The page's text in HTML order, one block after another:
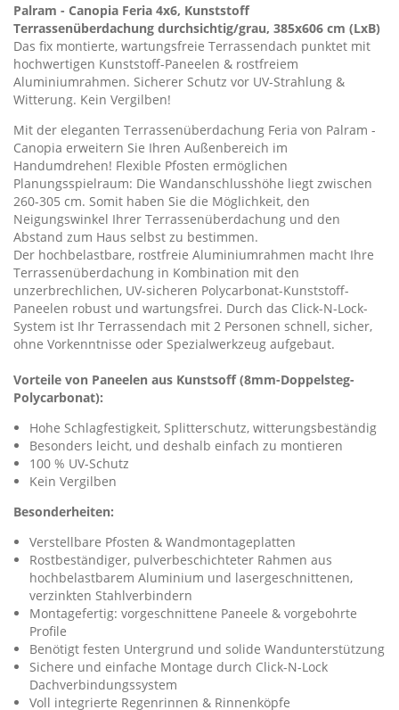
Palram - Canopia Feria 4x6, Kunststoff
Terrassenüberdachung durchsichtig/grau, 385x606 cm (LxB)
Das fix montierte, wartungsfreie Terrassendach punktet mit
hochwertigen Kunststoff-Paneelen & rostfreiem
Aluminiumrahmen. Sicherer Schutz vor UV-Strahlung &
Witterung. Kein Vergilben!
Mit der eleganten Terrassenüberdachung Feria von Palram -
Canopia erweitern Sie Ihren Außenbereich im
Handumdrehen! Flexible Pfosten ermöglichen
Planungsspielraum: Die Wandanschlusshöhe liegt zwischen
260-305 cm. Somit haben Sie die Möglichkeit, den
Neigungswinkel Ihrer Terrassenüberdachung und den
Abstand zum Haus selbst zu bestimmen.
Der hochbelastbare, rostfreie Aluminiumrahmen macht Ihre
Terrassenüberdachung in Kombination mit den
unzerbrechlichen, UV-sicheren Polycarbonat-Kunststoff-
Paneelen robust und wartungsfrei. Durch das Click-N-Lock-
System ist Ihr Terrassendach mit 2 Personen schnell, sicher,
ohne Vorkenntnisse oder Spezialwerkzeug aufgebaut.
Vorteile von Paneelen aus Kunstsoff (8mm-Doppelsteg-
Polycarbonat):
Hohe Schlagfestigkeit, Splitterschutz, witterungsbeständig
Besonders leicht, und deshalb einfach zu montieren
100 % UV-Schutz
Kein Vergilben
Besonderheiten:
Verstellbare Pfosten & Wandmontageplatten
Rostbeständiger, pulverbeschichteter Rahmen aus
hochbelastbarem Aluminium und lasergeschnittenen,
verzinkten Stahlverbindern
Montagefertig: vorgeschnittene Paneele & vorgebohrte
Profile
Benötigt festen Untergrund und solide Wandunterstützung
Sichere und einfache Montage durch Click-N-Lock
Dachverbindungssystem
Voll integrierte Regenrinnen & Rinnenköpfe